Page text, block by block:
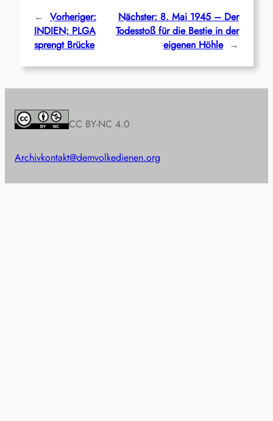
← Vorheriger:
INDIEN: PLGA
sprengt Brücke
Nächster: 8. Mai 1945 – Der
Todesstoß für die Bestie in der
eigenen Höhle →
CC BY-NC 4.0
Archivkontakt@demvolkedienen.org